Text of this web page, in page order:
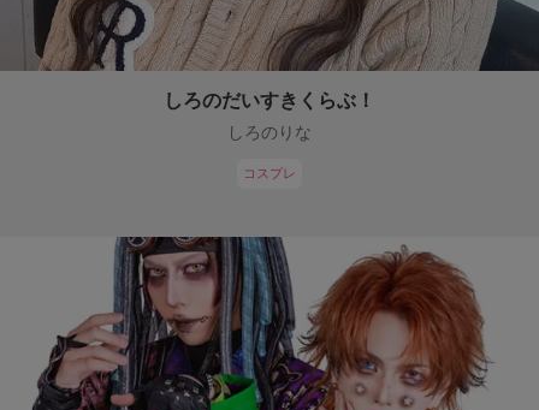
しろのだいすきくらぶ！
しろのりな
コスプレ